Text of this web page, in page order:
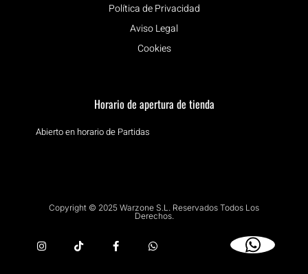
Política de Privacidad
Aviso Legal
Cookies
Horario de apertura de tienda
Abierto en horario de Partidas
Copyright © 2025 Warzone S.L. Reservados Todos Los
Derechos.